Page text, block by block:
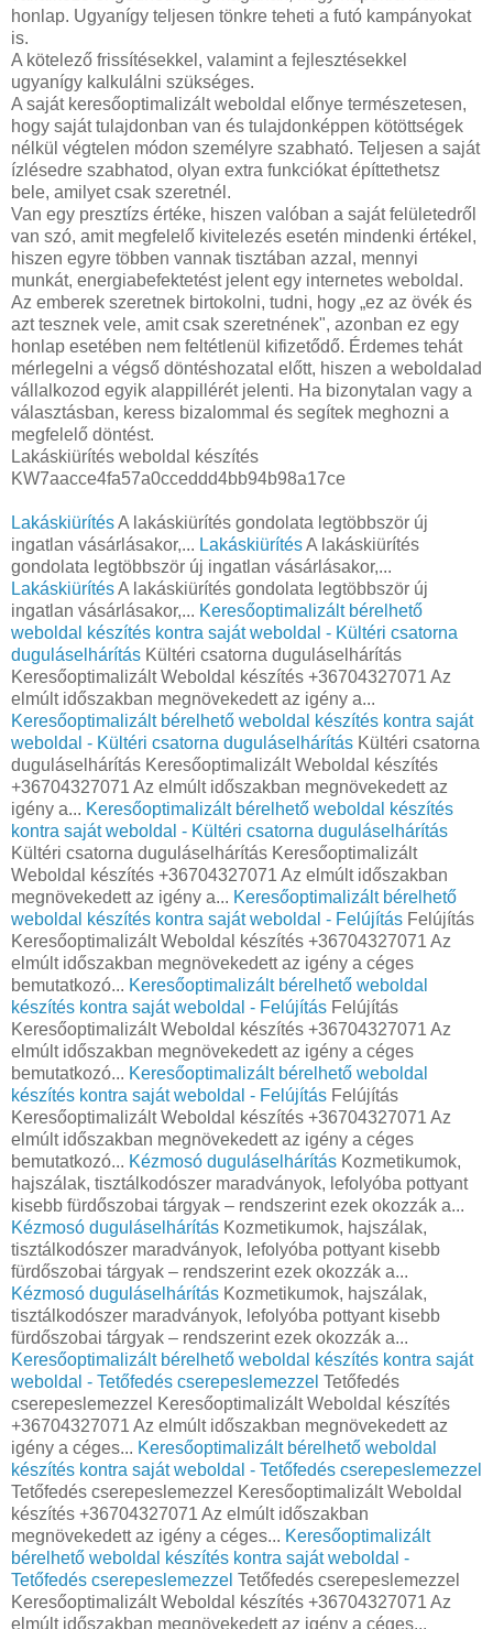
honlap. Ugyanígy teljesen tönkre teheti a futó kampányokat
is.
A kötelező frissítésekkel, valamint a fejlesztésekkel
ugyanígy kalkulálni szükséges.
A saját keresőoptimalizált weboldal előnye természetesen,
hogy saját tulajdonban van és tulajdonképpen kötöttségek
nélkül végtelen módon személyre szabható. Teljesen a saját
ízlésedre szabhatod, olyan extra funkciókat építtethetsz
bele, amilyet csak szeretnél.
Van egy presztízs értéke, hiszen valóban a saját felületedről
van szó, amit megfelelő kivitelezés esetén mindenki értékel,
hiszen egyre többen vannak tisztában azzal, mennyi
munkát, energiabefektetést jelent egy internetes weboldal.
Az emberek szeretnek birtokolni, tudni, hogy „ez az övék és
azt tesznek vele, amit csak szeretnének", azonban ez egy
honlap esetében nem feltétlenül kifizetődő. Érdemes tehát
mérlegelni a végső döntéshozatal előtt, hiszen a weboldalad
vállalkozod egyik alappillérét jelenti. Ha bizonytalan vagy a
választásban, keress bizalommal és segítek meghozni a
megfelelő döntést.
Lakáskiürítés weboldal készítés
KW7aacce4fa57a0cceddd4bb94b98a17ce
LakáskiürítésA lakáskiürítés gondolata legtöbbször új
ingatlan vásárlásakor,... LakáskiürítésA lakáskiürítés
gondolata legtöbbször új ingatlan vásárlásakor,...
LakáskiürítésA lakáskiürítés gondolata legtöbbször új
ingatlan vásárlásakor,... Keresőoptimalizált bérelhető
weboldal készítés kontra saját weboldal - Kültéri csatorna
duguláselhárítás Kültéri csatorna duguláselhárítás
Keresőoptimalizált Weboldal készítés +36704327071 Az
elmúlt időszakban megnövekedett az igény a...
Keresőoptimalizált bérelhető weboldal készítés kontra saját
weboldal - Kültéri csatorna duguláselhárítás Kültéri csatorna
duguláselhárítás Keresőoptimalizált Weboldal készítés
+36704327071 Az elmúlt időszakban megnövekedett az
igény a... Keresőoptimalizált bérelhető weboldal készítés
kontra saját weboldal - Kültéri csatorna duguláselhárítás
Kültéri csatorna duguláselhárítás Keresőoptimalizált
Weboldal készítés +36704327071 Az elmúlt időszakban
megnövekedett az igény a... Keresőoptimalizált bérelhető
weboldal készítés kontra saját weboldal - Felújítás Felújítás
Keresőoptimalizált Weboldal készítés +36704327071 Az
elmúlt időszakban megnövekedett az igény a céges
bemutatkozó... Keresőoptimalizált bérelhető weboldal
készítés kontra saját weboldal - Felújítás Felújítás
Keresőoptimalizált Weboldal készítés +36704327071 Az
elmúlt időszakban megnövekedett az igény a céges
bemutatkozó... Keresőoptimalizált bérelhető weboldal
készítés kontra saját weboldal - Felújítás Felújítás
Keresőoptimalizált Weboldal készítés +36704327071 Az
elmúlt időszakban megnövekedett az igény a céges
bemutatkozó... Kézmosó duguláselhárítás Kozmetikumok,
hajszálak, tisztálkodószer maradványok, lefolyóba pottyant
kisebb fürdőszobai tárgyak – rendszerint ezek okozzák a...
Kézmosó duguláselhárítás Kozmetikumok, hajszálak,
tisztálkodószer maradványok, lefolyóba pottyant kisebb
fürdőszobai tárgyak – rendszerint ezek okozzák a...
Kézmosó duguláselhárítás Kozmetikumok, hajszálak,
tisztálkodószer maradványok, lefolyóba pottyant kisebb
fürdőszobai tárgyak – rendszerint ezek okozzák a...
Keresőoptimalizált bérelhető weboldal készítés kontra saját
weboldal - Tetőfedés cserepeslemezzel Tetőfedés
cserepeslemezzel Keresőoptimalizált Weboldal készítés
+36704327071 Az elmúlt időszakban megnövekedett az
igény a céges... Keresőoptimalizált bérelhető weboldal
készítés kontra saját weboldal - Tetőfedés cserepeslemezzel
Tetőfedés cserepeslemezzel Keresőoptimalizált Weboldal
készítés +36704327071 Az elmúlt időszakban
megnövekedett az igény a céges... Keresőoptimalizált
bérelhető weboldal készítés kontra saját weboldal -
Tetőfedés cserepeslemezzel Tetőfedés cserepeslemezzel
Keresőoptimalizált Weboldal készítés +36704327071 Az
elmúlt időszakban megnövekedett az igény a céges...